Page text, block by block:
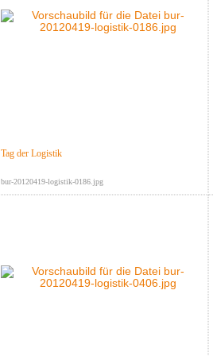
Tag der Logistik
bur-20120419-logistik-0186.jpg